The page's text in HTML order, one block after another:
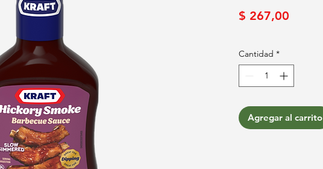
$ 267,00
Cantidad *
Agregar al carrito